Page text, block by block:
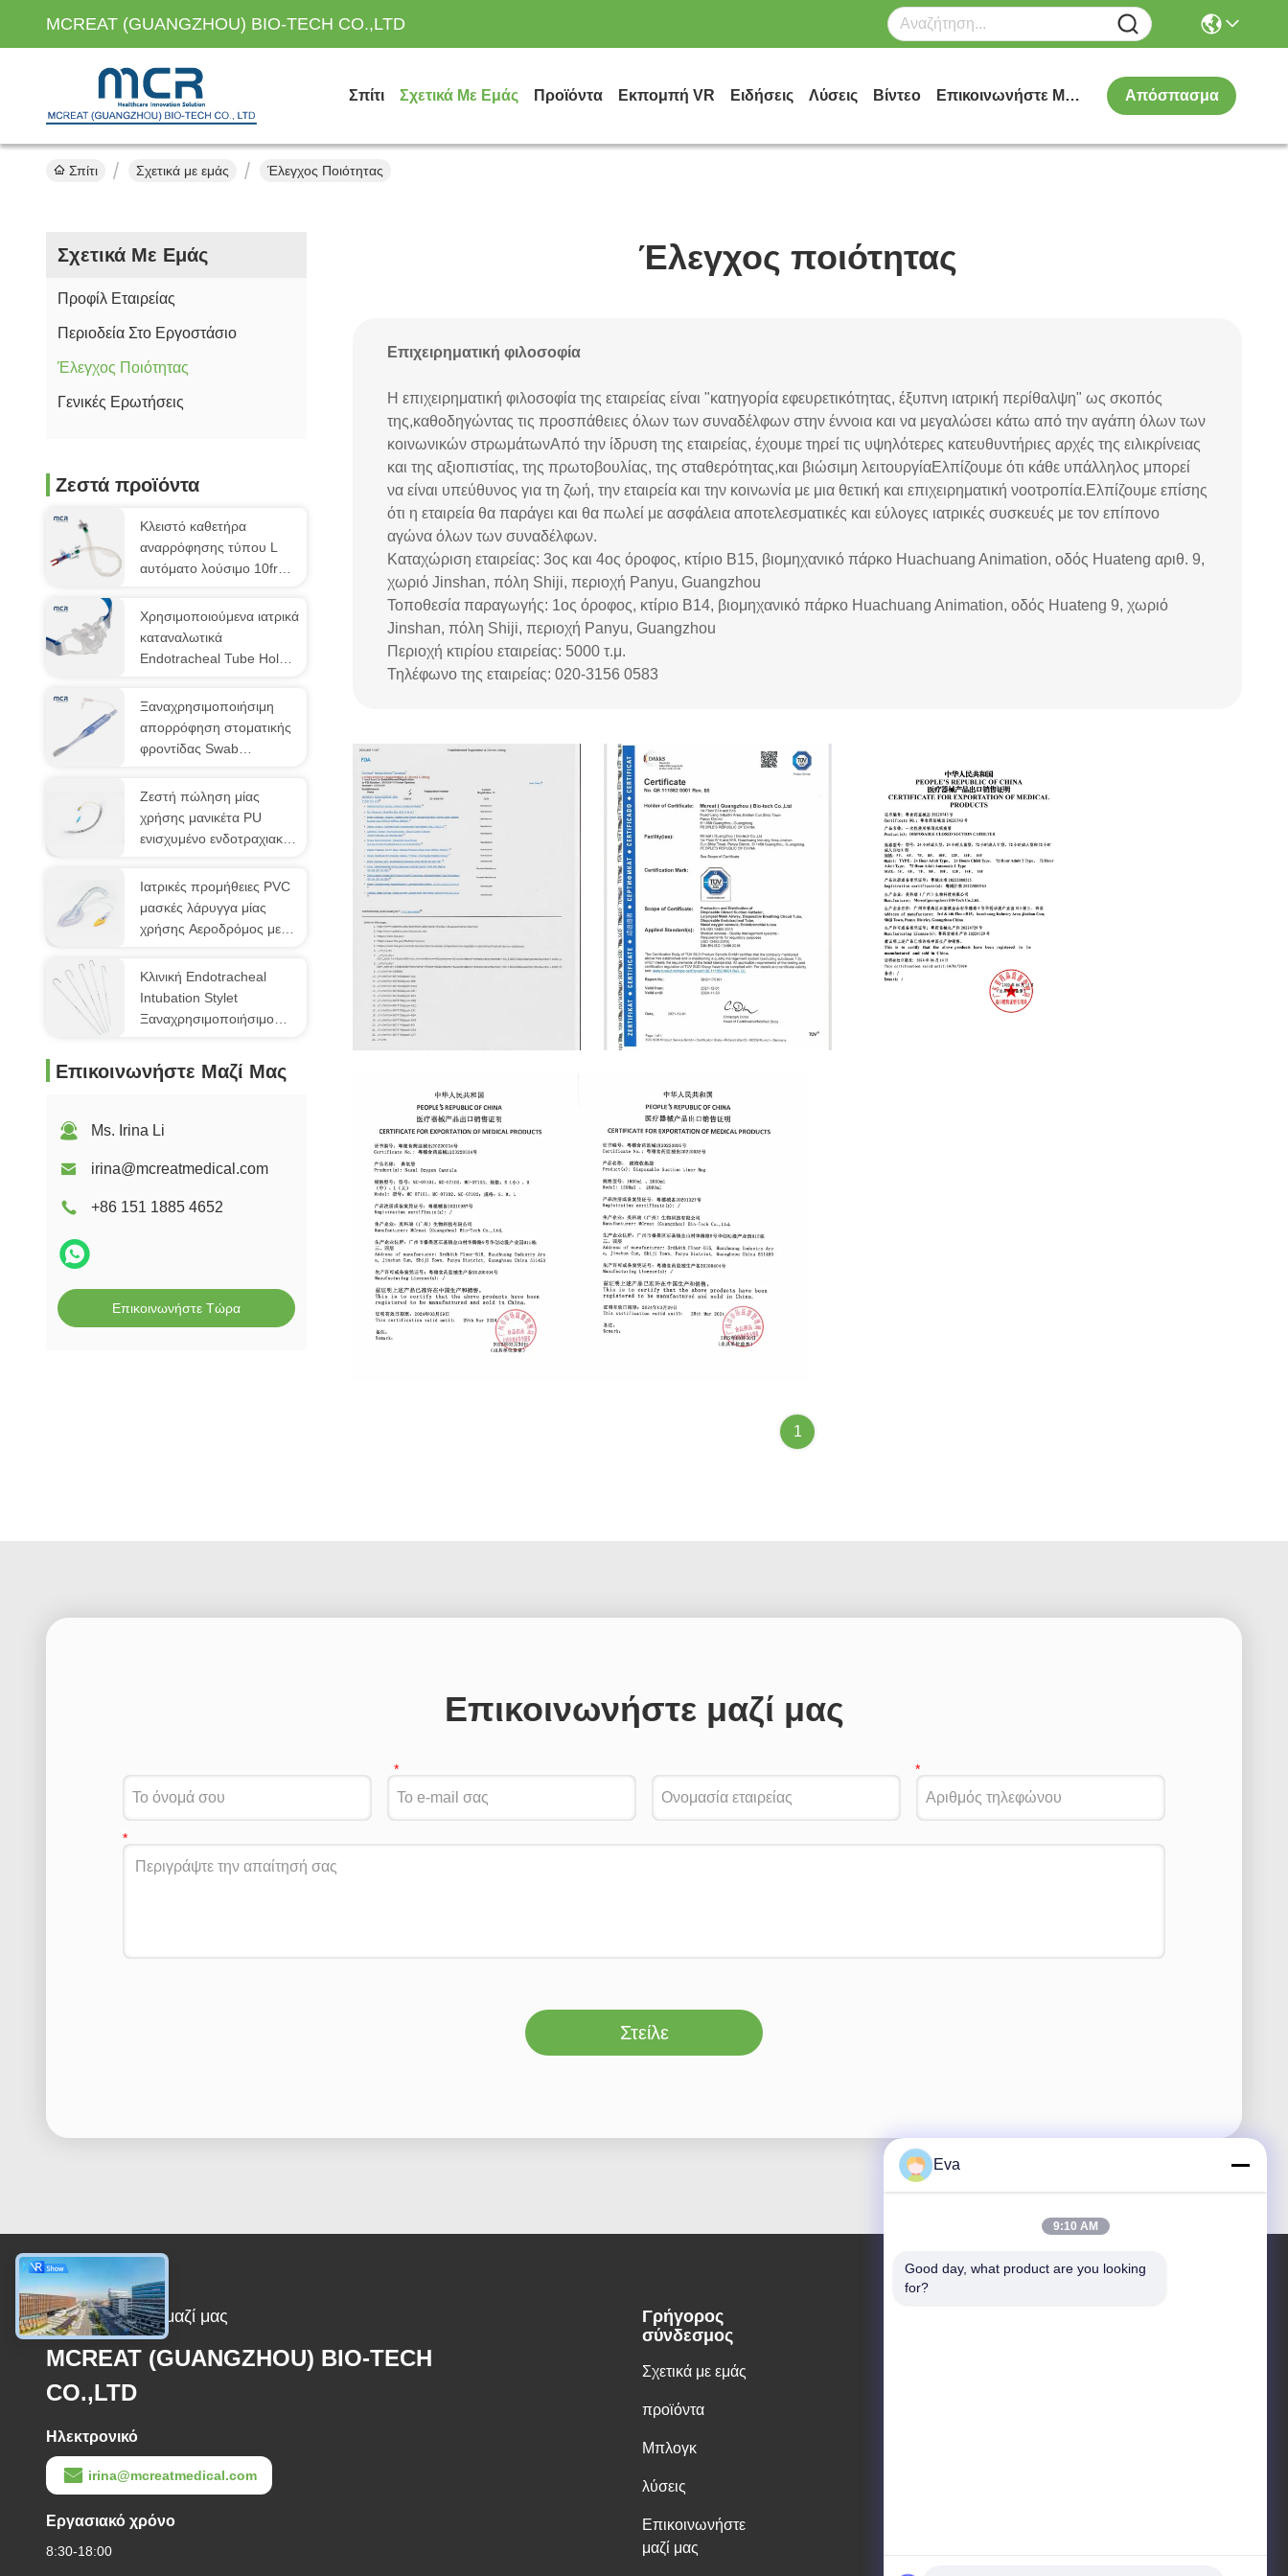
MCREAT (GUANGZHOU) BIO-TECH CO.,LTD
Σπίτι Σχετικά Με Εμάς Προϊόντα Εκπομπή VR Ειδήσεις Λύσεις Βίντεο Επικοινωνήστε Μαζί Μας Απόσπασμα
Σπίτι Σχετικά με εμάς Έλεγχος Ποιότητας
Σχετικά Με Εμάς
Προφίλ Εταιρείας
Περιοδεία Στο Εργοστάσιο
Έλεγχος Ποιότητας
Γενικές Ερωτήσεις
Ζεστά προϊόντα
Κλειστό καθετήρα
αναρρόφησης τύπου L
αυτόματο λούσιμο 10fr
περιστρεφόμενο αγκώνα
για νοσοκομείο
Χρησιμοποιούμενα ιατρικά
καταναλωτικά
Endotracheal Tube Holder
Ξαναχρησιμοποιήσιμη
απορρόφηση στοματικής
φροντίδας Swab
οδοντόβουρτσα Για
ασθενή ICU
Ζεστή πώληση μίας
χρήσης μανικέτα PU
ενισχυμένο ενδοτραχιακό
Ιατρικές προμήθειες PVC
μασκές λάρυγγα μίας
χρήσης Αεροδρόμος με
Κλινική Endotracheal
Intubation Stylet
Ξαναχρησιμοποιήσιμο
ιατρικής ποιότητας
Επικοινωνήστε Μαζί Μας
Ms. Irina Li
irina@mcreatmedical.com
+86 151 1885 4652
Επικοινωνήστε Τώρα
Έλεγχος ποιότητας
Επιχειρηματική φιλοσοφία
Η επιχειρηματική φιλοσοφία της εταιρείας είναι "κατηγορία εφευρετικότητας, έξυπνη ιατρική περίθαλψη" ως σκοπός
της,καθοδηγώντας τις προσπάθειες όλων των συναδέλφων στην έννοια και να μεγαλώσει κάτω από την αγάπη όλων των
κοινωνικών στρωμάτωνΑπό την ίδρυση της εταιρείας, έχουμε τηρεί τις υψηλότερες κατευθυντήριες αρχές της ειλικρίνειας
και της αξιοπιστίας, της πρωτοβουλίας, της σταθερότητας,και βιώσιμη λειτουργίαΕλπίζουμε ότι κάθε υπάλληλος μπορεί
να είναι υπεύθυνος για τη ζωή, την εταιρεία και την κοινωνία με μια θετική και επιχειρηματική νοοτροπία.Ελπίζουμε επίσης
ότι η εταιρεία θα παράγει και θα πωλεί με ασφάλεια αποτελεσματικές και εύλογες ιατρικές συσκευές με τον επίπονο
αγώνα όλων των συναδέλφων.
Καταχώριση εταιρείας: 3ος και 4ος όροφος, κτίριο Β15, βιομηχανικό πάρκο Huachuang Animation, οδός Huateng αριθ. 9,
χωριό Jinshan, πόλη Shiji, περιοχή Panyu, Guangzhou
Τοποθεσία παραγωγής: 1ος όροφος, κτίριο Β14, βιομηχανικό πάρκο Huachuang Animation, οδός Huateng 9, χωριό
Jinshan, πόλη Shiji, περιοχή Panyu, Guangzhou
Περιοχή κτιρίου εταιρείας: 5000 τ.μ.
Τηλέφωνο της εταιρείας: 020-3156 0583
1
Επικοινωνήστε μαζί μας
Στείλε
Επικοινωνήστε μαζί μας
MCREAT (GUANGZHOU) BIO-TECH
CO.,LTD
Ηλεκτρονικό
irina@mcreatmedical.com
Εργασιακό χρόνο
8:30-18:00
Γρήγορος
σύνδεσμος
Σχετικά με εμάς
προϊόντα
Μπλογκ
λύσεις
Επικοινωνήστε
μαζί μας
Eva
9:10 AM
Good day, what product are you looking
for?